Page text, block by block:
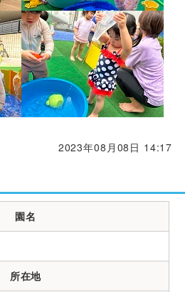
2023年08月08日 14:17
園名
所在地